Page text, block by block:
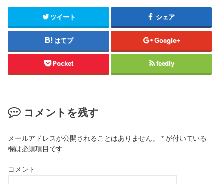
ツイート シェア
はてブ Google+
Pocket feedly
コメントを残す
メールアドレスが公開されることはありません。 * が付いている
欄は必須項目です
コメント